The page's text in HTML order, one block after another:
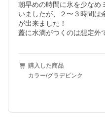
朝早めの時間に氷を少なめ
いましたが、２〜３時間は
が出来ました！
蓋に水滴がつくのは想定外
購入した商品
カラー/グラデピンク